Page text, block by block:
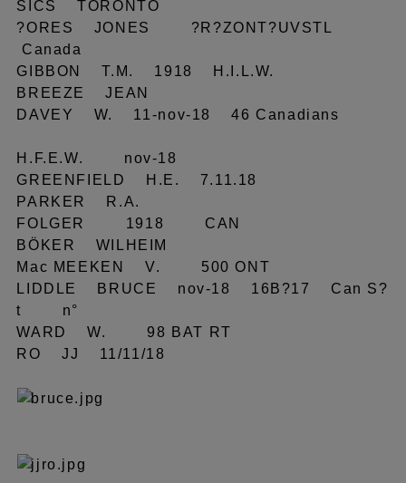
SICS TORONTO
?ORES JONES ?R?ZONT?UVSTL
Canada
GIBBON T.M. 1918 H.I.L.W.
BREEZE JEAN
DAVEY W. 11-nov-18 46 Canadians
H.F.E.W. nov-18
GREENFIELD H.E. 7.11.18
PARKER R.A.
FOLGER 1918 CAN
BÖKER WILHEIM
Mac MEEKEN V. 500 ONT
LIDDLE BRUCE nov-18 16B?17 Can S?
t n°
WARD W. 98 BAT RT
RO JJ 11/11/18